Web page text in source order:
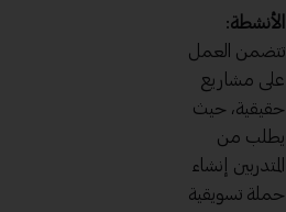
الأنشطة:
تتضمن العمل
على مشاريع
حقيقية، حيث
يطلب من
المتدربين إنشاء
حملة تسويقية